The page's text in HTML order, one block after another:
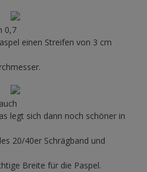
0,7
einen Streifen von 3 cm
legt sich dann noch schöner in
20/40er Schrägband und
Breite für die Paspel.